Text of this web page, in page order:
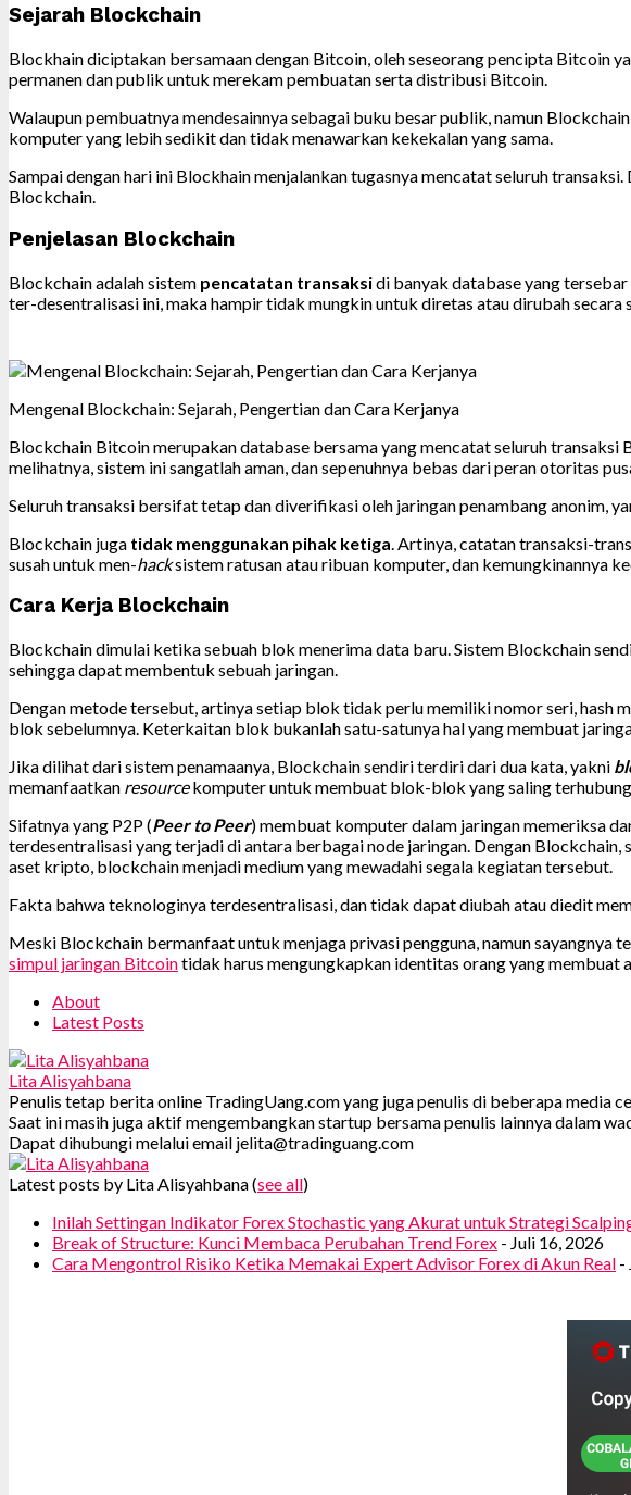
Sejarah Blockchain
Blockhain diciptakan bersamaan dengan Bitcoin, oleh seseorang pencipta Bitcoin
permanen dan publik untuk merekam pembuatan serta distribusi Bitcoin.
Walaupun pembuatnya mendesainnya sebagai buku besar publik, namun
komputer yang lebih sedikit dan tidak menawarkan kekekalan yang sama.
Sampai dengan hari ini Blockhain menjalankan tugasnya mencatat seluruh
Blockchain.
Penjelasan Blockchain
Blockchain adalah sistem pencatatan transaksidi banyak database yang
ter-desentralisasi ini, maka hampir tidak mungkin untuk diretas atau dirubah
Mengenal Blockchain: Sejarah, Pengertian dan Cara Kerjanya
Blockchain Bitcoin merupakan database bersama yang mencatat seluruh
melihatnya, sistem ini sangatlah aman, dan sepenuhnya bebas dari peran otoritas
Seluruh transaksi bersifat tetap dan diverifikasi oleh jaringan penambang anonim,
Blockchain juga tidak menggunakan pihak ketiga . Artinya, catatan transaksi-
susah untuk men-hacksistem ratusan atau ribuan komputer, dan kemungkinannya
Cara Kerja Blockchain
Blockchain dimulai ketika sebuah blok menerima data baru. Sistem Blockchain
sehingga dapat membentuk sebuah jaringan.
Dengan metode tersebut, artinya setiap blok tidak perlu memiliki nomor seri,
blok sebelumnya. Keterkaitan blok bukanlah satu-satunya hal yang membuat
Jika dilihat dari sistem penamaanya, Blockchain sendiri terdiri dari dua kata, yakni
memanfaatkan resourcekomputer untuk membuat blok-blok yang saling
Sifatnya yang P2P (Peer to Peer) membuat komputer dalam jaringan memeriksa
terdesentralisasi yang terjadi di antara berbagai node jaringan. Dengan
aset kripto, blockchain menjadi medium yang mewadahi segala kegiatan tersebut.
Fakta bahwa teknologinya terdesentralisasi, dan tidak dapat diubah atau diedit
Meski Blockchain bermanfaat untuk menjaga privasi pengguna, namun
simpul jaringan Bitcointidak harus mengungkapkan identitas orang yang membuat
About
Latest Posts
Lita Alisyahbana
Penulis tetap berita online TradingUang.com yang juga penulis di beberapa media
Saat ini masih juga aktif mengembangkan startup bersama penulis lainnya dalam
Dapat dihubungi melalui email jelita@tradinguang.com
Latest posts by Lita Alisyahbana(see all)
Inilah Settingan Indikator Forex Stochastic yang Akurat untuk Strategi
Break of Structure: Kunci Membaca Perubahan Trend Forex - Juli 16, 2026
Cara Mengontrol Risiko Ketika Memakai Expert Advisor Forex di Akun Real -